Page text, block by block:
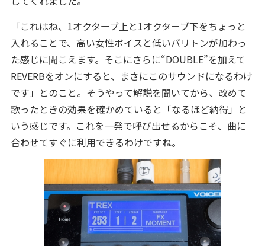
「これはね、1オクターブ上と1オクターブ下をちょっと
入れることで、高い女性ボイスと低いバリトンが加わっ
た感じに聞こえます。そこにさらに“DOUBLE”を加えて
REVERBをオンにすると、まさにこのサウンドになるわけ
です」とのこと。そうやって解説を聞いてから、改めて
歌ったときの効果を確かめていると「なるほど納得」と
いう感じです。これを一発で呼び出せるからこそ、曲に
合わせてすぐに利用できるわけですね。